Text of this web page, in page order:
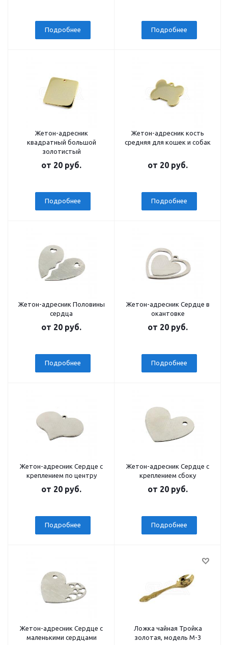
Подробнее Подробнее
Жетон-адресник
квадратный большой
золотистый
от 20 руб.
Подробнее
Жетон-адресник кость
средняя для кошек и собак
от 20 руб.
Подробнее
Жетон-адресник Половины
сердца
от 20 руб.
Подробнее
Жетон-адресник Сердце в
окантовке
от 20 руб.
Подробнее
Жетон-адресник Сердце с
креплением по центру
от 20 руб.
Подробнее
Жетон-адресник Сердце с
креплением сбоку
от 20 руб.
Подробнее
Жетон-адресник Сердце с
маленькими сердцами
Ложка чайная Тройка
золотая, модель М-3